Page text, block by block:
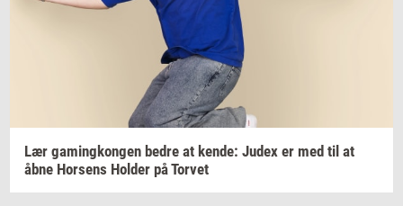
Lær ga­m­ing­kon­gen bedre at kende: Judex er med til at
åbne Hor­sens Hol­der påTor­vet